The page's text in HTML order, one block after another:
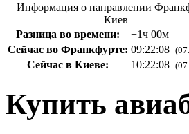
Информация о направлении
Киев
Разница во времени:
+1ч 00м
Сейчас во Франкфурте: 09:22:09
Сейчас в Киеве: 10:22:09
Купить